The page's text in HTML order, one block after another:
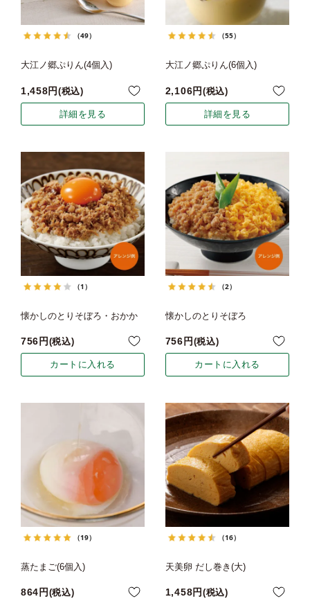
（49）
大江ノ郷ぷりん(4個入)
1,458 税込
詳細を見る
（55）
大江ノ郷ぷりん(6個入)
2,106 税込
詳細を見る
（1）
懐かしのとりそぼろ・おかか
756 税込
カートに入れる
（2）
懐かしのとりそぼろ
756 税込
カートに入れる
（19）
蒸たまご(6個入)
864 税込
（16）
天美卵 だし巻き(大)
1,458 税込